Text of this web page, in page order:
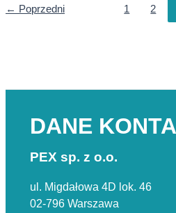
← Poprzedni 1 2
DANE
PEX sp. z o.o.
ul. Migdałowa 4D lok. 46
02-796 Warszawa